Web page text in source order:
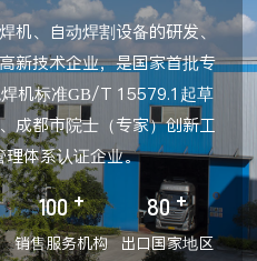
机、自动焊割设备的研发、
新技术企业，是国家首批专
机标准GB/T 15579.1起草
成都市院士（专家）创新工
理体系认证企业。
100 +
销售服务机构
80 +
出口国家地区